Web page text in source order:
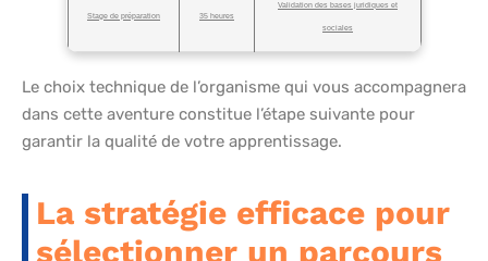
Stage de préparation 35 heures
Validation des bases juridiques et
sociales
Le choix technique de l’organisme qui vous accompagnera
dans cette aventure constitue l’étape suivante pour
garantir la qualité de votre apprentissage.
La stratégie efficace pour
sélectionner un parcours